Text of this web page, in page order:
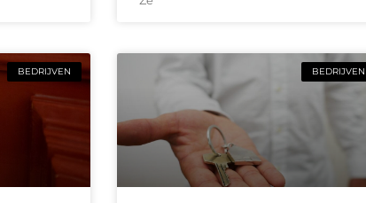
BEDRIJVEN BEDRIJVEN